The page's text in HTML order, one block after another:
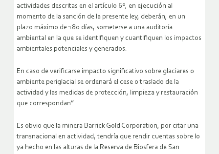
actividades descritas en el artículo 6º, en ejecución al
momento de la sanción de la presente ley, deberán, en un
plazo máximo de 180 días, someterse a una auditoría
ambiental en la que se identifiquen y cuantifiquen los impactos
ambientales potenciales y generados.
En caso de verificarse impacto significativo sobre glaciares o
ambiente periglacial se ordenará el cese o traslado de la
actividad y las medidas de protección, limpieza y restauración
que correspondan”
Es obvio que la minera Barrick Gold Corporation, por citar una
transnacional en actividad, tendría que rendir cuentas sobre lo
ya hecho en las alturas de la Reserva de Biosfera de San